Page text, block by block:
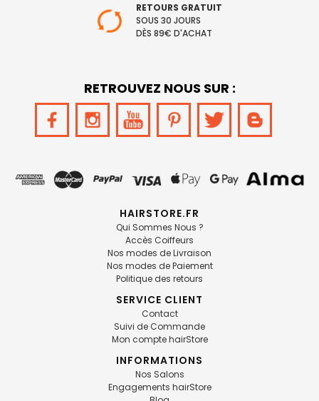
RETOURS GRATUIT
SOUS 30 JOURS
DÈS 89€ D'ACHAT
RETROUVEZ NOUS SUR :
HAIRSTORE.FR
Qui Sommes Nous ?
Accès Coiffeurs
Nos modes de Livraison
Nos modes de Paiement
Politique des retours
SERVICE CLIENT
Contact
Suivi de Commande
Mon compte hairStore
INFORMATIONS
Nos Salons
Engagements hairStore